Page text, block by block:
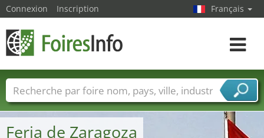
Feria de Zaragoza
Connexion Inscription Français
Toggle
Foire noms Pays Villes
Secteurs de foire
Secteurs du fournisseur de services